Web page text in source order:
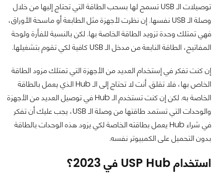
توصيلات الـ USB تسمح لها بسحب الطاقة التي تحتاج إليها من خلال
وصلة الـ USB نفسها. إن نظرت لأجهزة مثل الطابعة أو ماسحة الأوراق،
فهي تمتلك وحدة تزويد الطاقة الخاصة بها. لكن بالنسبة للفأرة ولوحة
المفاتيح، الطاقة النابعة من مدخل الـ USB كافية لكي تقوم بتشغيلها.
إن كنت تفكر في إستخدام العديد من الأجهزة التي تمتلك مزود الطاقة
الخاص بها، فلا تقلق. أنت لا تحتاج إلى الـ Hub الذي يعمل بالطاقة
الخاصة به. لكن إن كنت تستخدم الـ Hub في توصيل العديد من الأجهزة
والوحدات التي تستمد طاقتها من وصلة الـ USB، يجب عليك أن تفكر
في شراء Hub يعمل بطاقته الخاصة لكي يزود هذه الوحدات بالطاقة
بدون التحميل على الكمبيوتر نفسه.
استخدام USP Hub في 2023؟